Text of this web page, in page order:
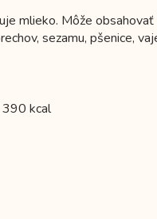
mlieko. Môže obsahovať
sezamu, pšenice,
kcal